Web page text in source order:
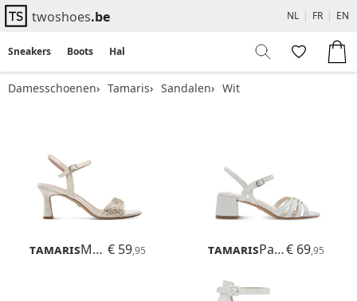
twoshoes.be NL | FR | EN
Sneakers Boots Hakken
Damesschoenen Tamaris Sandalen Wit
Tamaris Meliah € 59,95 Tamaris Paola€ 69,95